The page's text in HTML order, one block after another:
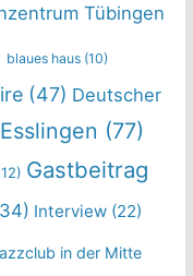
Tübingen
blaues haus(10)
(47) Deutscher
(77)
Gastbeitrag
Interview(22)
in der Mitte